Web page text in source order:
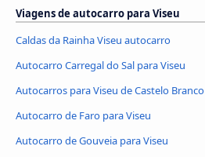
Viagens de autocarro para Viseu
Caldas da Rainha Viseu autocarro
Autocarro Carregal do Sal para Viseu
Autocarros para Viseu de Castelo Branco
Autocarro de Faro para Viseu
Autocarro de Gouveia para Viseu